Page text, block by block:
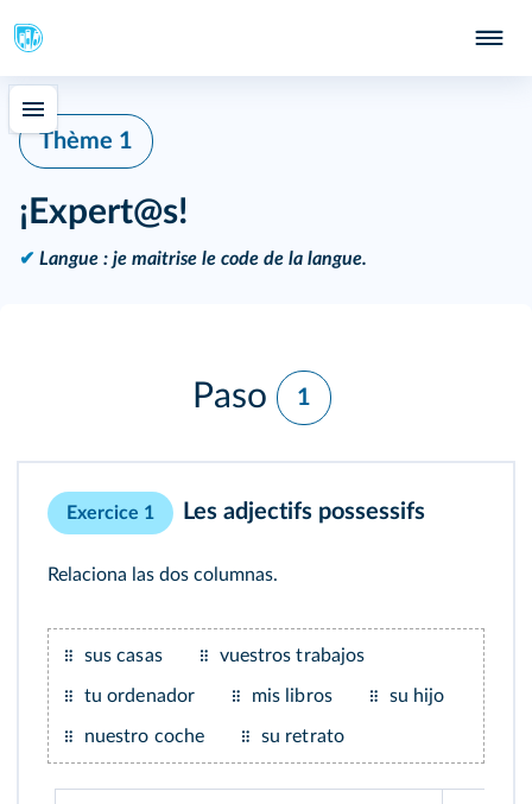
Thème 1
¡Expert@s!
✔ Langue : je maitrise le code de la langue.
Paso 1
Exercice 1 Les adjectifs possessifs
Relaciona las dos columnas.
sus casas vuestros trabajos
tu ordenador mis libros su hijo
nuestro coche su retrato